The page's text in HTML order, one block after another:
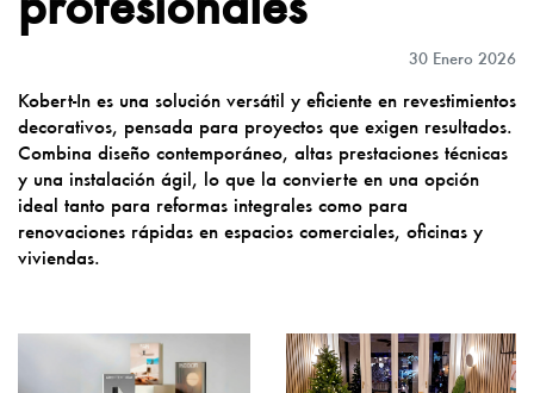
30 Enero 2026
Kobert-In es una solución versátil y eficiente en revestimientos
decorativos, pensada para proyectos que exigen resultados.
Combina diseño contemporáneo, altas prestaciones técnicas
y una instalación ágil, lo que la convierte en una opción
ideal tanto para reformas integrales como para
renovaciones rápidas en espacios comerciales, oficinas y
viviendas.